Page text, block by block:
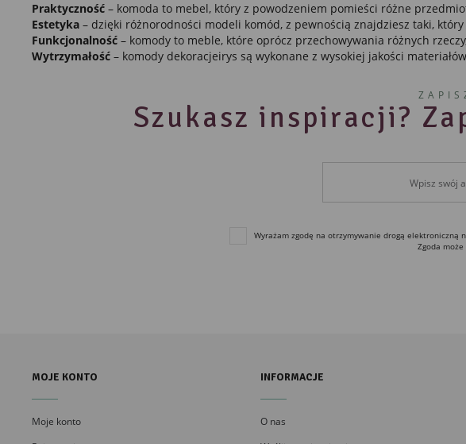
Praktyczność– komoda to mebel, który z powodzeniem pomieści różne
Estetyka– dzięki różnorodności modeli komód, z pewnością znajdziesz taki,
Funkcjonalność– komody to meble, które oprócz przechowywania różnych
Wytrzymałość– komody dekoracjeirys są wykonane z wysokiej jakości
Szukasz inspiracji?
Wyrażam zgodę na otrzymywanie drogą elektroniczną
Zgoda
MOJE KONTO
Moje konto
INFORMACJE
O nas